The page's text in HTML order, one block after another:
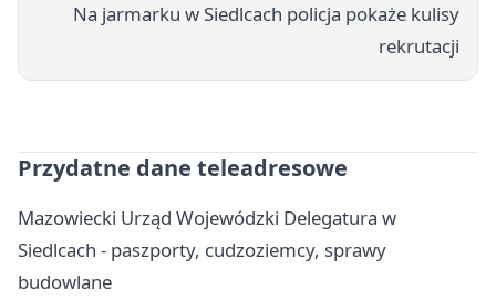
Na jarmarku w Siedlcach policja pokaże kulisy
rekrutacji
Przydatne dane teleadresowe
Mazowiecki Urząd Wojewódzki Delegatura w
Siedlcach - paszporty, cudzoziemcy, sprawy
budowlane